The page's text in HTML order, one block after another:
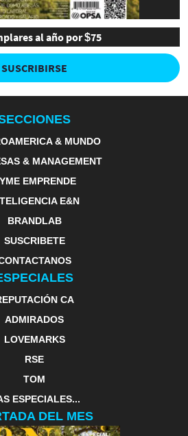
al año por $75
SUSCRIBIRSE
& MUNDO
& MANAGEMENT
EMPRENDE
E&N
BRANDLAB
SUSCRIBETE
CA
ADMIRADOS
LOVEMARKS
RSE
TOM
ESPECIALES...
DEL MES